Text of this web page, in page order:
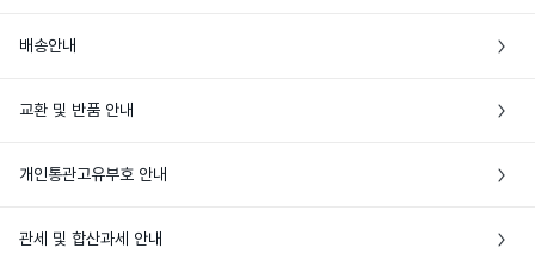
제조국
영국 *제조국 정보는 최초 생산지 기준이
며, 추가 생산이 이루어질 경우 제조국이 달
사용방법
만들어줍니다. 고운 거품 입자가 피부를 부
드럽게 클렌징해주며 조 말론 런던만의 향
배송안내
• 주문완료 후에도 현지 재고 상황에 따라 품절로 인한 주문취소가 발생할 수 있어
• 특정 상품 외에는 브랜드 쇼핑백이나 포장이 제공되지 않아요
교환 및 반품 안내
• 해외상품 특성상 단순변심에 의한 반품은 해외 배송비 3만원+관부가세가 발생하
• 단순변심으로 인한 반품은 미개봉상태에서만 가능해요. 비닐 포장 훼손, 박스 또
개인통관고유부호 안내
(외국인의 경우 외국인등록번호) 대신 사용 가능한 번호로, 관세청 사이트에서 발급
관세 및 합산과세 안내